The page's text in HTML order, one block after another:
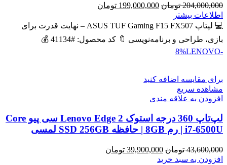
204,000,000 تومان قیمت
204,000,000 تومان
199,000,000 تومان
199,000,000 تومان
است.
اطلاعات بیشتر
💻 لپتاپ ASUS TUF Gaming F15 FX507 – نهایت قدرت برای
بازی، طراحی و برنامه‌نویسی 🔖 کد محصول: #41134 💰
-8%
LENOVO
برای مقایسه اضافه کنید
مشاهده سریع
افزودن به علاقه مندی
لپ‌تاپ 360 درجه استوک Lenovo Edge 2 سی پیو Core
i7-6500U | رم 8GB | حافظه SSD 256GB لمسی
43,600,000 تومان قیمت
اصلی
39,900,000 تومان
افزودن به سبد خرید